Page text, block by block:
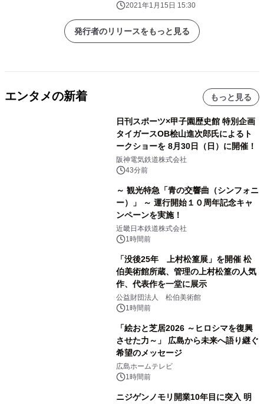
2021年1月15日 15:30
発行者のリリースをもっと見る
エンタメの新着 もっと見る
日刊スポーツ×甲子園歴史館 特別企画
タイガースOB桧山進次郎氏によるト
ークショーを 8月30日（日）に開催！
阪神電気鉄道株式会社
43分前
～ 観光特急「青の交響曲（シンフォニ
ー）」 ～ 運行開始１０周年記念キャ
ンペーンを実施！
近畿日本鉄道株式会社
1時間前
「没後25年 上村松篁展」を開催 松
伯美術館所蔵、管理の上村松篁の人気
作、代表作を一堂に展示
公益財団法人 松伯美術館
1時間前
「絵おと芝居2026 ～ヒロシマを復興
させた力～」 広島から未来へ語り継ぐ
希望のメッセージ
広島ホームテレビ
1時間前
ニジゲンノモリ開業10年目に突入 明